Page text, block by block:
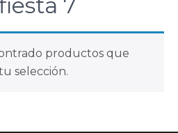
productos que
selección.